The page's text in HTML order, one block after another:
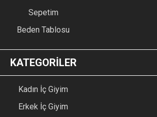
Sepetim
Beden Tablosu
KATEGORİLER
Kadın İç Giyim
Erkek İç Giyim